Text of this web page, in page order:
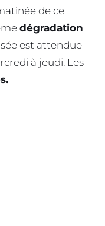
de ce
dégradation
est attendue
à jeudi. Les